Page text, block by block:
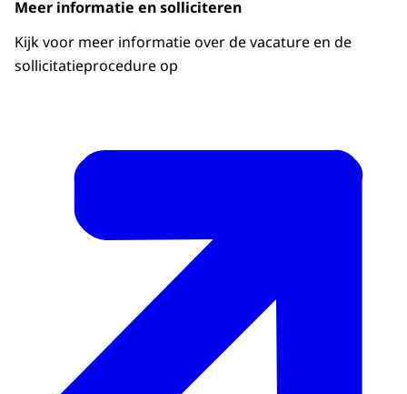
Meer informatie en solliciteren
Kijk voor meer informatie over de vacature en de
sollicitatieprocedure op